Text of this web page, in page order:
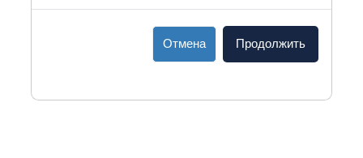
Отмена Продолжить